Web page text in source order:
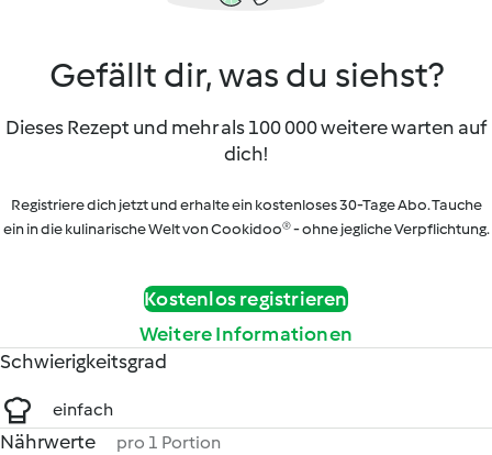
Gefällt dir, was du siehst?
Dieses Rezept und mehr als 100 000 weitere warten auf
dich!
Registriere dich jetzt und erhalte ein kostenloses 30-Tage Abo. Tauche
ein in die kulinarische Welt von Cookidoo® - ohne jegliche Verpflichtung.
Kostenlos registrieren
Weitere Informationen
Schwierigkeitsgrad
einfach
Nährwerte pro 1 Portion